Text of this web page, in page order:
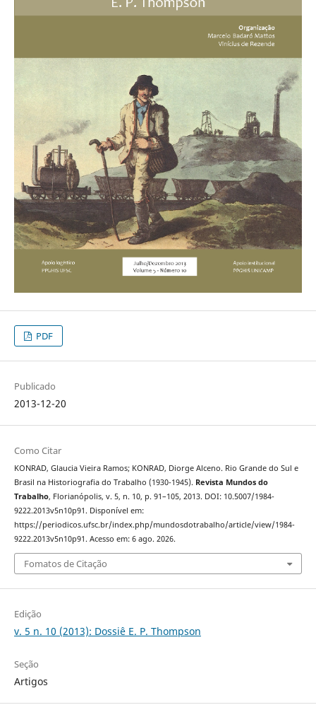
PDF
Publicado
2013-12-20
Como Citar
KONRAD, Glaucia Vieira Ramos; KONRAD, Diorge Alceno. Rio Grande do Sul e
Brasil na Historiografia do Trabalho (1930-1945). Revista Mundos do
Trabalho, Florianópolis, v. 5, n. 10, p. 91–105, 2013. DOI: 10.5007/1984-
9222.2013v5n10p91. Disponível em:
https://periodicos.ufsc.br/index.php/mundosdotrabalho/article/view/1984-
9222.2013v5n10p91. Acesso em: 6 ago. 2026.
Fomatos de Citação
Edição
v. 5 n. 10 (2013): Dossiê E. P. Thompson
Seção
Artigos